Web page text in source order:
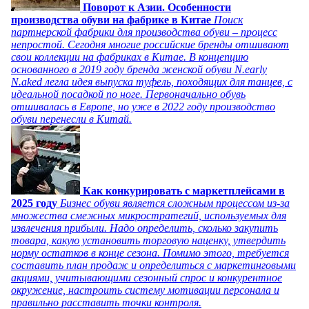
Поворот к Азии. Особенности
производства обуви на фабрике в Китае Поиск
партнерской фабрики для производства обуви – процесс
непростой. Сегодня многие российские бренды отшивают
свои коллекции на фабриках в Китае. В концепцию
основанного в 2019 году бренда женской обуви N.early
N.aked легла идея выпуска туфель, походящих для танцев, с
идеальной посадкой по ноге. Первоначально обувь
отшивалась в Европе, но уже в 2022 году производство
обуви перенесли в Китай.
Как конкурировать с маркетплейсами в
2025 году Бизнес обуви является сложным процессом из-за
множества смежных микростратегий, используемых для
извлечения прибыли. Надо определить, сколько закупить
товара, какую установить торговую наценку, утвердить
норму остатков в конце сезона. Помимо этого, требуется
составить план продаж и определиться с маркетинговыми
акциями, учитывающими сезонный спрос и конкурентное
окружение, настроить систему мотивации персонала и
правильно расставить точки контроля.